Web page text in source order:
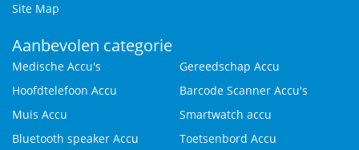
Site Map
Aanbevolen categorie
Medische Accu's
Gereedschap Accu
Hoofdtelefoon Accu
Barcode Scanner Accu's
Muis Accu
Smartwatch accu
Bluetooth speaker Accu
Toetsenbord Accu